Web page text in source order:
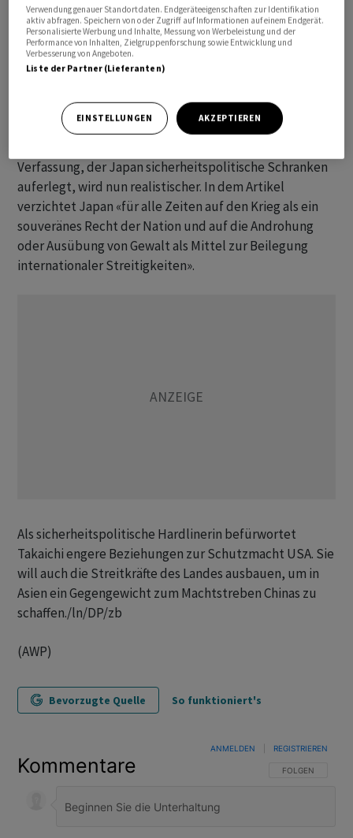
wegen Skandalen bei den vorherigen Wahlen im
Unterhaus wie auch im Oberhaus die Mehrheit verloren.
Gestützt von Ishin regierte sie zuletzt nur mit
hauchdünner Mehrheit. Ihren überragenden Wahlsieg
Die von Takaichi angestrebte Revision des
Verfassung, der Japan sicherheitspolitische Schranken
auferlegt, wird nun realistischer. In dem Artikel
verzichtet Japan «für alle Zeiten auf den Krieg als ein
souveränes Recht der Nation und auf die Androhung
oder Ausübung von Gewalt als Mittel zur Beilegung
internationaler Streitigkeiten».
Als sicherheitspolitische Hardlinerin befürwortet
Takaichi engere Beziehungen zur Schutzmacht USA. Sie
will auch die Streitkräfte des Landes ausbauen, um in
Asien ein Gegengewicht zum Machtstreben Chinas zu
schaffen./ln/DP/zb
(AWP)
Bevorzugte Quelle So funktioniert's
Kommentare FOLGE DIESER
FOLGEN
ANMELDEN REGISTRIEREN
Verwendung genauer Standortdaten. Endgeräteeigenschaften zur Identifikation
aktiv abfragen. Speichern von oder Zugriff auf Informationen auf einem Endgerät.
Personalisierte Werbung und Inhalte, Messung von Werbeleistung und der
Performance von Inhalten, Zielgruppenforschung sowie Entwicklung und
Verbesserung von Angeboten.
Liste der Partner (Lieferanten)
EINSTELLUNGEN AKZEPTIEREN